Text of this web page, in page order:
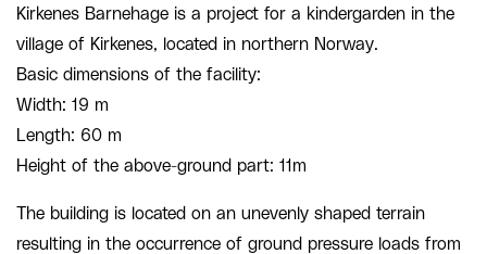
Kirkenes Barnehage is a project for a kindergarden in the
village of Kirkenes, located in northern Norway.
Basic dimensions of the facility:
Width: 19 m
Length: 60 m
Height of the above-ground part: 11m
The building is located on an unevenly shaped terrain
resulting in the occurrence of ground pressure loads from